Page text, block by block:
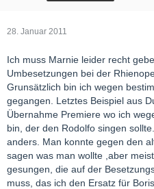
28. Januar 2011
Ich muss Marnie leider recht
Umbesetzungen bei der
Grunsätzlich bin ich wegen
gegangen. Letztes Beispiel aus
Übernahme Premiere wo ich
bin, der den Rodolfo singen
anders. Man konnte gegen den
sagen was man wollte ,aber
gesungen, die auf der
muss, das ich den Ersatz für